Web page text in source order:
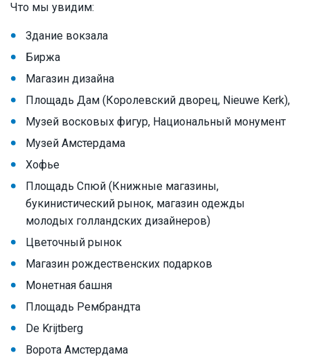
Что мы увидим:
Здание вокзала
Биржа
Магазин дизайна
Площадь Дам (Королевский дворец, Nieuwe Kerk),
Музей восковых фигур, Национальный монумент
Музей Амстердама
Хофье
Площадь Спюй (Книжные магазины,
букинистический рынок, магазин одежды
молодых голландских дизайнеров)
Цветочный рынок
Магазин рождественских подарков
Монетная башня
Площадь Рембрандта
De Krijtberg
Ворота Амстердама